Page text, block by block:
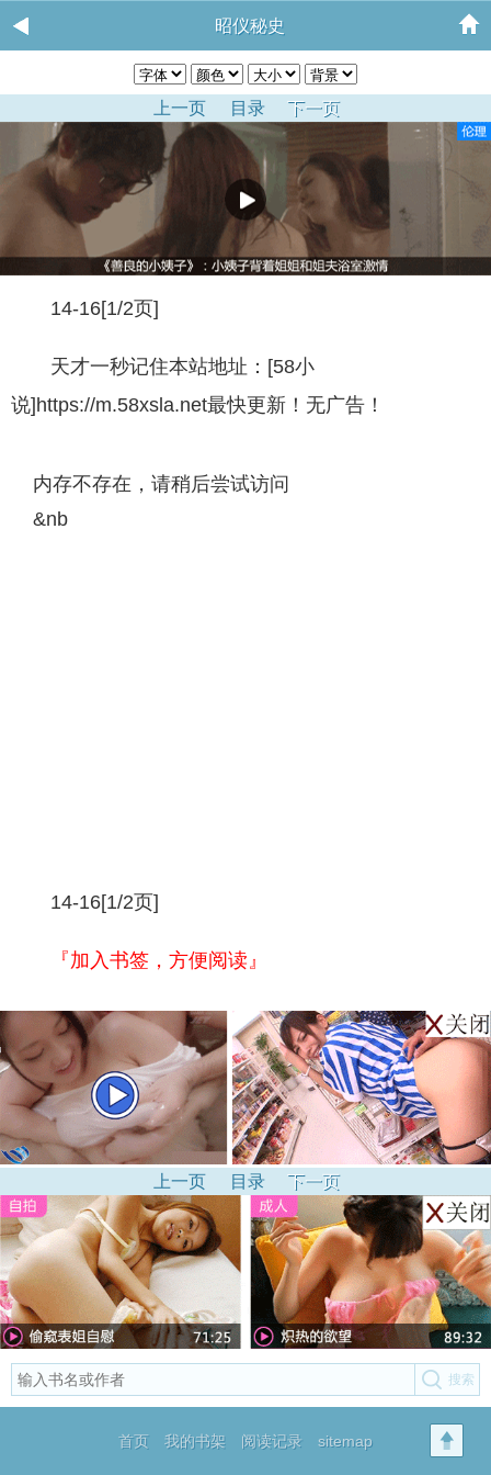
昭仪秘史
上一页 目录 下一页
14-16[1/2页]
天才一秒记住本站地址：[58小
说]https://m.58xsla.net最快更新！无广告！
内存不存在，请稍后尝试访问
&nb
14-16[1/2页]
『加入书签，方便阅读』
上一页 目录 下一页
首页 我的书架 阅读记录 sitemap